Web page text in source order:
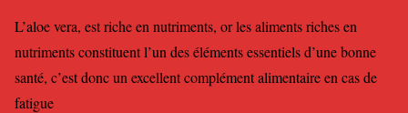
L’aloe vera, est riche en nutriments, or les aliments riches en
nutriments constituent l’un des éléments essentiels d’une bonne
santé, c’est donc un excellent complément alimentaire en cas de
fatigue